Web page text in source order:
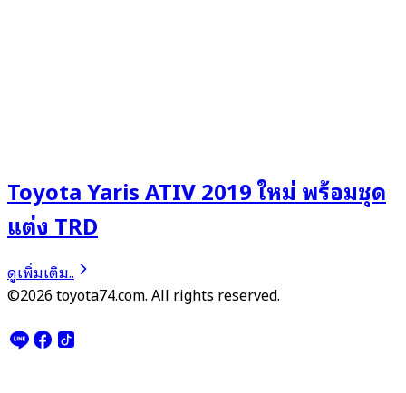
Toyota Yaris ATIV 2019 ใหม่ พร้อมชุด
แต่ง TRD
ดูเพิ่มเติม..
©2026 toyota74.com. All rights reserved.